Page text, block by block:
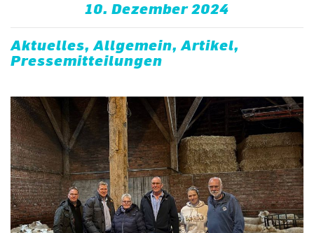
10. Dezember 2024
Aktuelles, Allgemein, Artikel,
Pressemitteilungen